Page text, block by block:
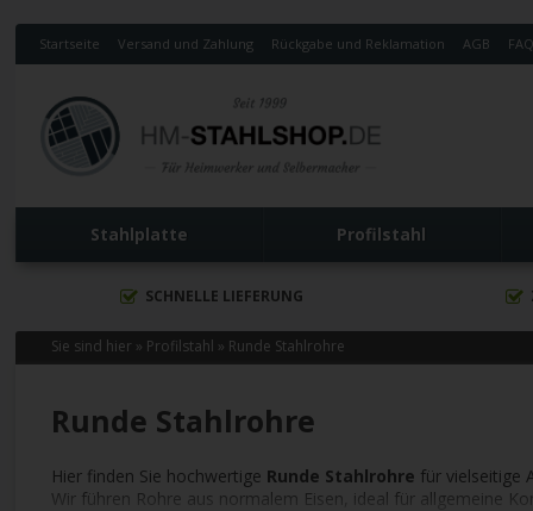
Startseite Versand und Zahlung Rückgabe und Reklamation AGB FAQ
Stahlplatte Profilstahl
SCHNELLE LIEFERUNG
Sie sind hier » Profilstahl » Runde Stahlrohre
Runde Stahlrohre
Hier finden Sie hochwertige Runde Stahlrohre für vielseitige
Wir führen Rohre aus normalem Eisen, ideal für allgemeine